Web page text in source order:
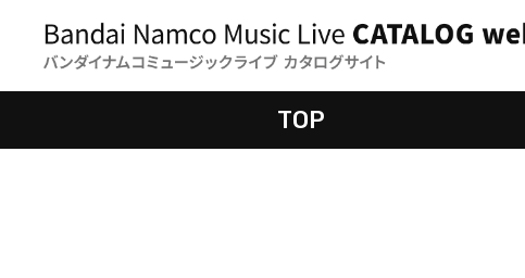
TOP